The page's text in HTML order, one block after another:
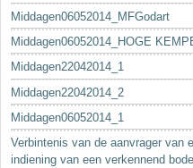
Middagen06052014_MFGodart
Middagen06052014_HOGE
Middagen22042014_1
Middagen22042014_2
Middagen06052014_1
Verbintenis van de aanvrager van
indiening van een verkennend